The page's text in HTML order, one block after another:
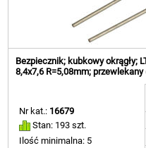
Bezpiecznik; kubkowy okrągły;
8,4x7,6 R=5,08mm; przewlekany
Nr kat.: 16679
Stan: 193 szt.
Ilość minimalna: 5